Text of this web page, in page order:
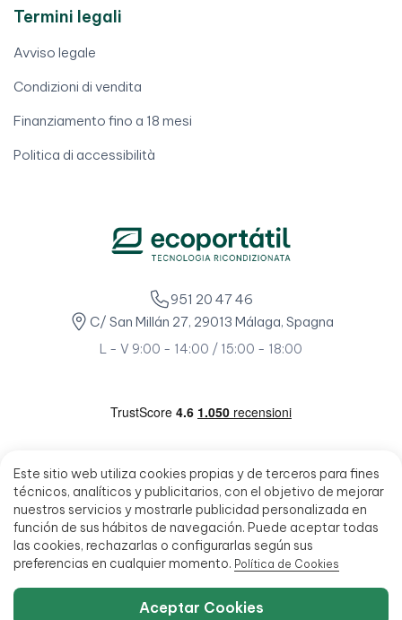
Este sitio web utiliza cookies propias y de terceros para fines
técnicos, analíticos y publicitarios, con el objetivo de mejorar
nuestros servicios y mostrarle publicidad personalizada en
función de sus hábitos de navegación. Puede aceptar todas
las cookies, rechazarlas o configurarlas según sus
preferencias en cualquier momento. Política de Cookies
Aceptar Cookies
Termini legali
Avviso legale
Condizioni di vendita
Finanziamento fino a 18 mesi
Politica di accessibilità
951 20 47 46
C/ San Millán 27, 29013 Málaga, Spagna
L - V 9:00 - 14:00 / 15:00 - 18:00